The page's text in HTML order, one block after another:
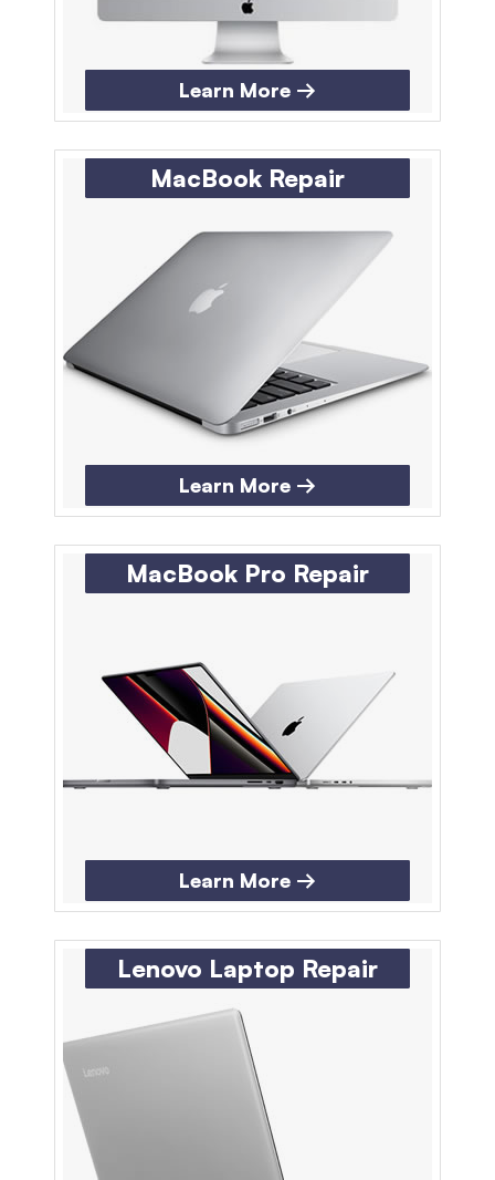
Learn More →
MacBook Repair
Learn More →
MacBook Pro Repair
Learn More →
Lenovo Laptop Repair